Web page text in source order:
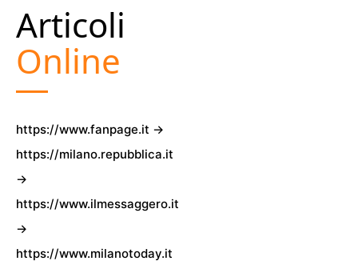
Articoli
Online
https://www.fanpage.it →
https://milano.repubblica.it
→
https://www.ilmessaggero.it
→
https://www.milanotoday.it